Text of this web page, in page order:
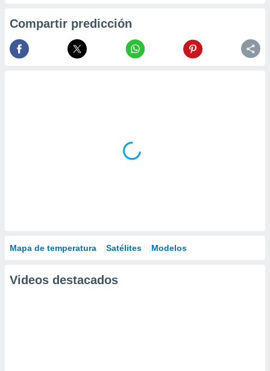
Compartir predicción
Mapa de temperatura Satélites Modelos
Videos destacados